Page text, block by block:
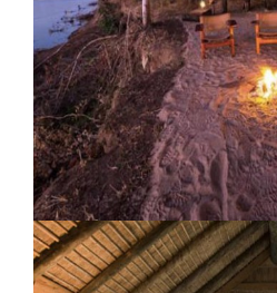
Camp de brousse